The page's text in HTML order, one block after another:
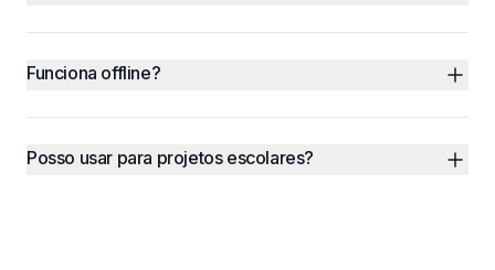
Funciona offline?
Posso usar para projetos escolares?